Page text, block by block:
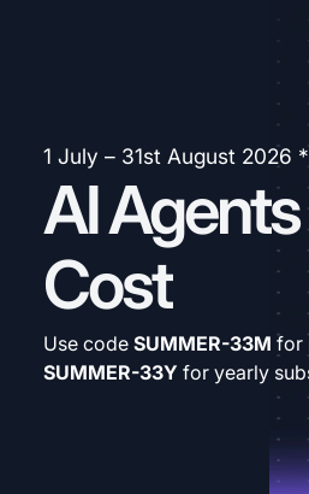
1 July – 31st August 2026
AI
Cost
Use code SUMMER-33M for
SUMMER-33Y for yearly